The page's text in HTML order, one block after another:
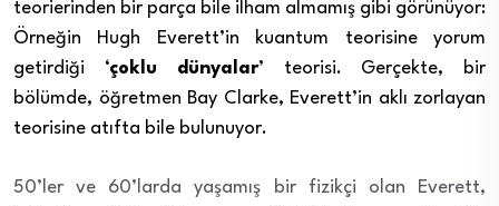
teorierinden bir parça bile ilham almamış gibi görünüyor:
Örneğin Hugh Everett’in kuantum teorisine yorum
getirdiği ‘çoklu dünyalar’ teorisi. Gerçekte, bir
bölümde, öğretmen Bay Clarke, Everett’in aklı zorlayan
teorisine atıfta bile bulunuyor.
50’ler ve 60’larda yaşamış bir fizikçi olan Everett,